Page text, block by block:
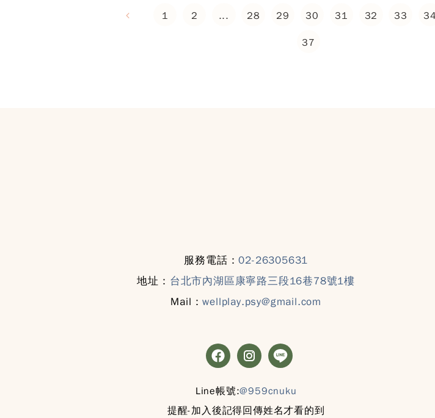
1 2 ... 28 29 30 31 32 33 34
37
服務電話：02-26305631
地址： 台北市內湖區康寧路三段16巷78號1樓
Mail：wellplay.psy@gmail.com
Line帳號:@959cnuku
提醒-加入後記得回傳姓名才看的到